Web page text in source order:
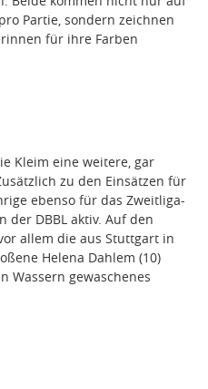
Partie, sondern zeichnen
für ihre Farben
Kleim eine weitere, gar
zu den Einsätzen für
ebenso für das Zweitliga-
der DBBL aktiv. Auf den
allem die aus Stuttgart in
Helena Dahlem (10)
Wassern gewaschenes